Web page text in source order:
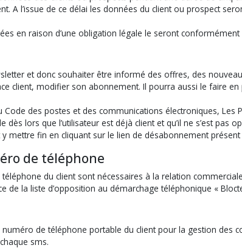
A l’issue de ce délai les données du client ou prospect
en raison d’une obligation légale le seront
et donc souhaiter être informé des offres, des
client, modifier son abonnement. Il pourra aussi le faire
Code des postes et des communications électroniques,
lors que l’utilisateur est déjà client et qu’il ne s’est pas
mettre fin en cliquant sur le lien de désabonnement
de téléphone
du client sont nécessaires à la relation
de la liste d’opposition au démarchage téléphonique «
numéro de téléphone portable du client pour la gestion
sms.